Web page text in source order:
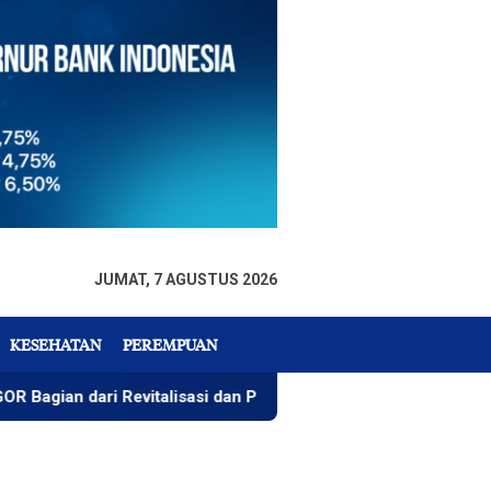
JUMAT, 7 AGUSTUS 2026
KESEHATAN PEREMPUAN
dan Pertimbangan Keamanan